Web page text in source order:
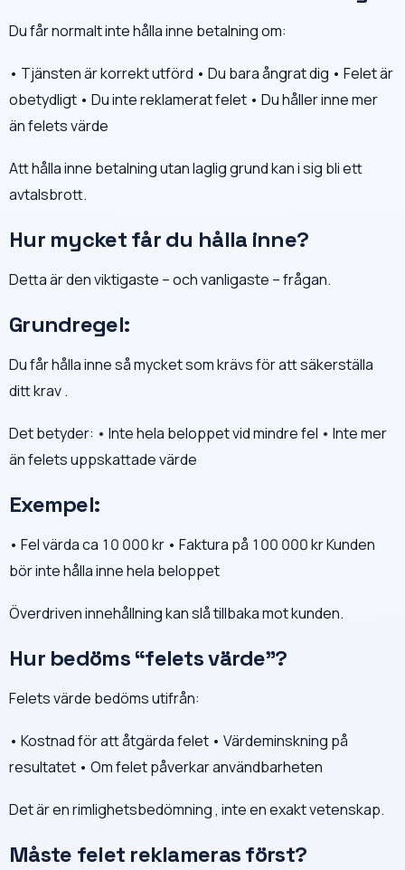
Du får normalt inte hålla inne betalning om:
• Tjänsten är korrekt utförd • Du bara ångrat dig • Felet är
obetydligt • Du inte reklamerat felet • Du håller inne mer
än felets värde
Att hålla inne betalning utan laglig grund kan i sig bli ett
avtalsbrott.
Hur mycket får du hålla inne?
Detta är den viktigaste – och vanligaste – frågan.
Grundregel:
Du får hålla inne så mycket som krävs för att säkerställa
ditt krav .
Det betyder: • Inte hela beloppet vid mindre fel • Inte mer
än felets uppskattade värde
Exempel:
• Fel värda ca 10 000 kr • Faktura på 100 000 kr Kunden
bör inte hålla inne hela beloppet
Överdriven innehållning kan slå tillbaka mot kunden.
Hur bedöms “felets värde”?
Felets värde bedöms utifrån:
• Kostnad för att åtgärda felet • Värdeminskning på
resultatet • Om felet påverkar användbarheten
Det är en rimlighetsbedömning , inte en exakt vetenskap.
Måste felet reklameras först?